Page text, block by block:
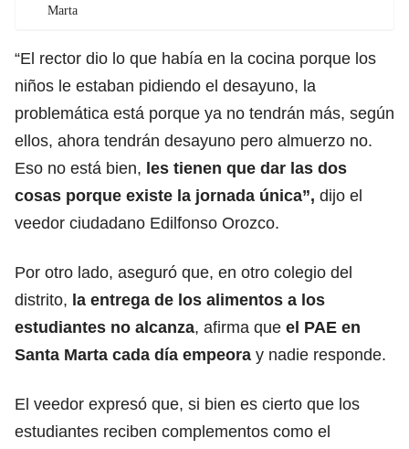
Marta
“El rector dio lo que había en la cocina porque los
niños le estaban pidiendo el desayuno, la
problemática está porque ya no tendrán más, según
ellos, ahora tendrán desayuno pero almuerzo no.
Eso no está bien, les tienen que dar las dos
cosas porque existe la jornada única”, dijo el
veedor ciudadano Edilfonso Orozco.
Por otro lado, aseguró que, en otro colegio del
distrito, la entrega de los alimentos a los
estudiantes no alcanza, afirma que el PAE en
Santa Marta cada día empeora y nadie responde.
El veedor expresó que, si bien es cierto que los
estudiantes reciben complementos como el